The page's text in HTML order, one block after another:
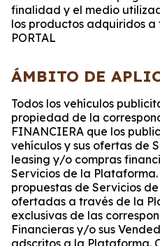
finalidad y el medio
los productos adquiridos a
PORTAL
ÁMBITO DE
Todos los vehículos
propiedad de la
FINANCIERA que los
vehículos y sus ofertas de
leasing y/o compras
Servicios de la
propuestas de Servicios
ofertadas a través de la
exclusivas de las
Financieras y/o sus
adscritos a la Plataforma.